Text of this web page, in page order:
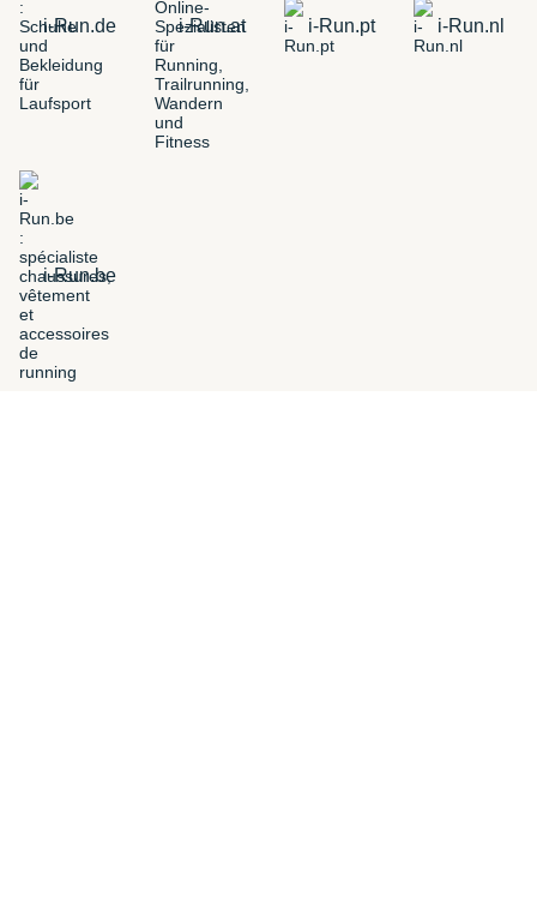
i-Run.de i-Run.at i-Run.pt i-Run.nl
i-Run.be